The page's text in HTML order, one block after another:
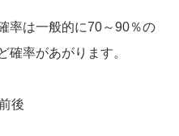
率は一般的に70～90％の
確率があがります。
後